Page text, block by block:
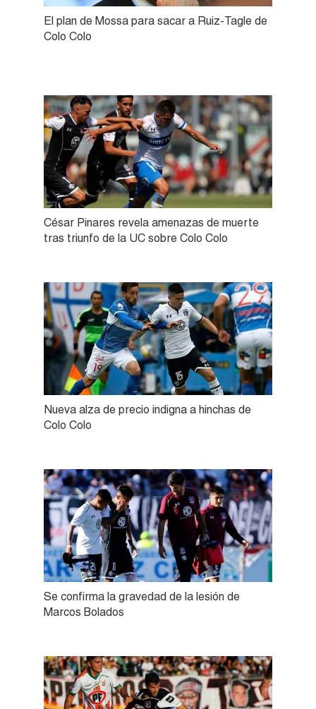
El plan de Mossa para sacar a Ruiz-Tagle de
Colo Colo
César Pinares revela amenazas de muerte
tras triunfo de la UC sobre Colo Colo
Nueva alza de precio indigna a hinchas de
Colo Colo
Se confirma la gravedad de la lesión de
Marcos Bolados